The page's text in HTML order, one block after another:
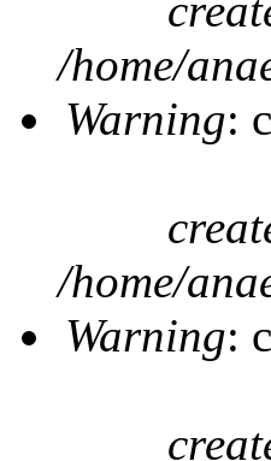
/home/
Warning:
/home/
Warning: